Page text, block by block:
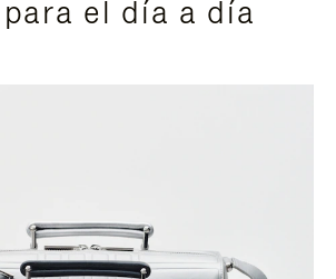
el día a día